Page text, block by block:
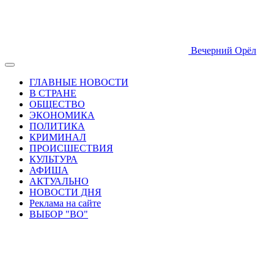
Вечерний Орёл
ГЛАВНЫЕ НОВОСТИ
В СТРАНЕ
ОБЩЕСТВО
ЭКОНОМИКА
ПОЛИТИКА
КРИМИНАЛ
ПРОИСШЕСТВИЯ
КУЛЬТУРА
АФИША
АКТУАЛЬНО
НОВОСТИ ДНЯ
Реклама на сайте
ВЫБОР "ВО"